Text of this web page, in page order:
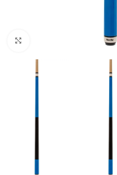
Suurendamiseks klõpsake